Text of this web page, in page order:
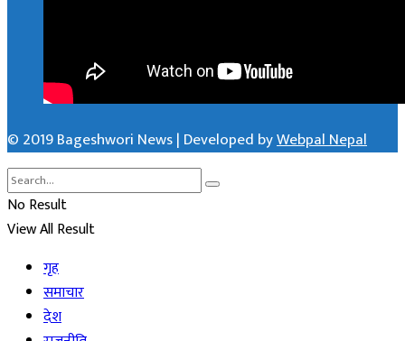
© 2019 Bageshwori News | Developed byWebpal Nepal
No Result
View All Result
गृह
समाचार
देश